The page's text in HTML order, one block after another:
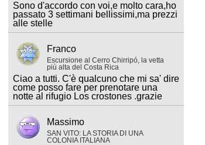
Sono d'accordo con voi,e molto cara,ho
passato 3 settimani bellissimi,ma prezzi
alle stelle
Franco
Escursione al Cerro Chirripó, la vetta
più alta del Costa Rica
Ciao a tutti. C'è qualcuno che mi sa' dire
come posso fare per prenotare una
notte al rifugio Los crostones .grazie
Massimo
SAN VITO: LA STORIA DI UNA
COLONIA ITALIANA